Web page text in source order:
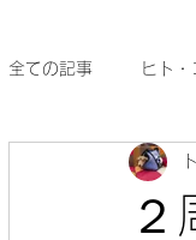
全ての記事 ヒト・
２